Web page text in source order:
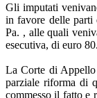
Gli imputati
in favore delle
Pa. , alle quali
esecutiva, di euro
La Corte di Appello
parziale riforma di
commesso il fatto e